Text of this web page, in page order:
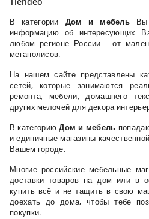
В категории Дом и мебель
информацию об интересующих
любом регионе России - от
мегаполисов.
На нашем сайте представлены
сетей, которые занимаются
ремонта, мебели, домашнего
других мелочей для декора
В категориюДом и мебель
и единичные магазины
Вашем городе.
Многие российские мебельные
доставки товаров на дом или в
купить всё и не тащить в свою
доехать до дома, чтобы тебе
покупки.